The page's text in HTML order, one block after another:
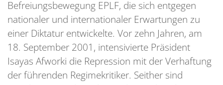
Befreiungsbewegung EPLF, die sich entgegen
nationaler und internationaler Erwartungen zu
einer Diktatur entwickelte. Vor zehn Jahren, am
18. September 2001, intensivierte Präsident
Isayas Afworki die Repression mit der Verhaftung
der führenden Regimekritiker. Seither sind